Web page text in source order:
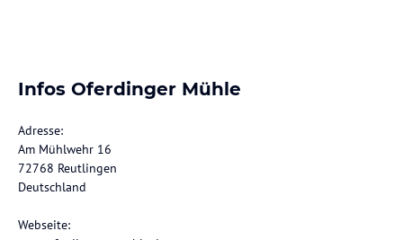
Infos Oferdinger Mühle
Adresse:
Am Mühlwehr 16
72768 Reutlingen
Deutschland
Webseite: